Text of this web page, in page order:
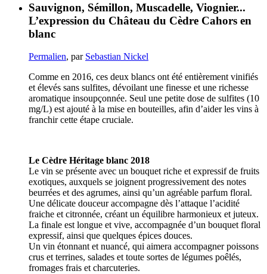
Sauvignon, Sémillon, Muscadelle, Viognier...
L’expression du Château du Cèdre Cahors en
blanc
Permalien, par Sebastian Nickel
Comme en 2016, ces deux blancs ont été entièrement vinifiés
et élevés sans sulfites, dévoilant une finesse et une richesse
aromatique insoupçonnée. Seul une petite dose de sulfites (10
mg/L) est ajouté à la mise en bouteilles, afin d’aider les vins à
franchir cette étape cruciale.
Le Cèdre Héritage blanc 2018
Le vin se présente avec un bouquet riche et expressif de fruits
exotiques, auxquels se joignent progressivement des notes
beurrées et des agrumes, ainsi qu’un agréable parfum floral.
Une délicate douceur accompagne dès l’attaque l’acidité
fraiche et citronnée, créant un équilibre harmonieux et juteux.
La finale est longue et vive, accompagnée d’un bouquet floral
expressif, ainsi que quelques épices douces.
Un vin étonnant et nuancé, qui aimera accompagner poissons
crus et terrines, salades et toute sortes de légumes poêlés,
fromages frais et charcuteries.